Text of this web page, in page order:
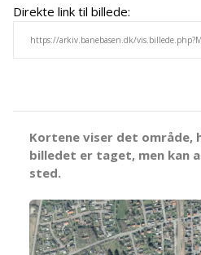
Direkte link til billede:
Kortene viser det område,
billedet er taget, men kan
sted.